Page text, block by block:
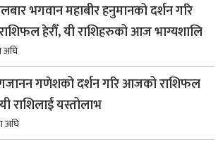
भगवान महाबीर हनुमानको दर्शन गरि
हेरौँ, यी राशिहरुको आज भाग्यशालि
अघि
गणेशको दर्शन गरि आजको राशिफल
राशिलाई यस्तोलाभ
अघि